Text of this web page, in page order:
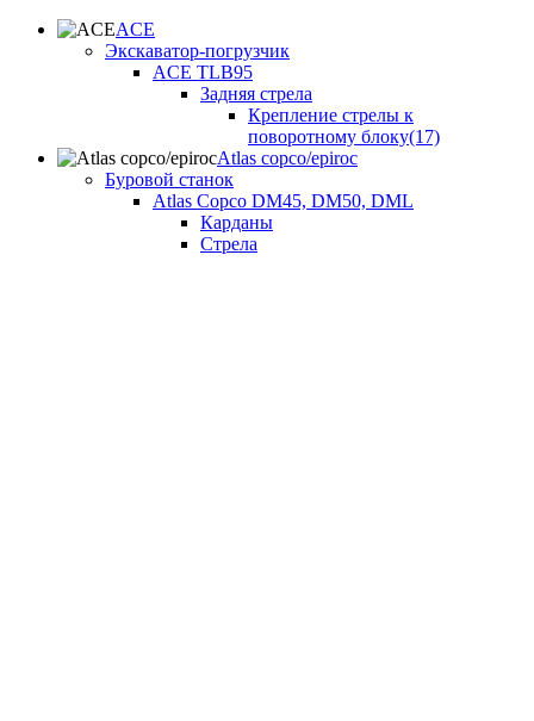
ACE
Экскаватор-погрузчик
ACE TLB95
Задняя стрела
Крепление стрелы к
поворотному блоку(17)
Atlas copco/epiroc
Буровой станок
Atlas Copco DM45, DM50, DML
Карданы
Стрела